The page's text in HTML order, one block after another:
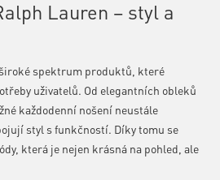
Lauren – styl a
spektrum produktů, které
uživatelů. Od elegantních obleků
každodenní nošení neustále
styl s funkčností. Díky tomu se
která je nejen krásná na pohled, ale